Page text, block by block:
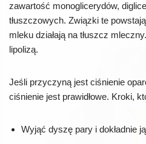
zawartość monoglicerydów,
tłuszczowych. Związki te
mleku działają na tłuszcz
lipolizą.
Jeśli przyczyną jest ciśnienie
ciśnienie jest prawidłowe. Kroki,
Wyjąć dyszę pary i dokładnie